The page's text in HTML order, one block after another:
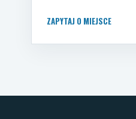
ZAPYTAJ O MIEJSCE